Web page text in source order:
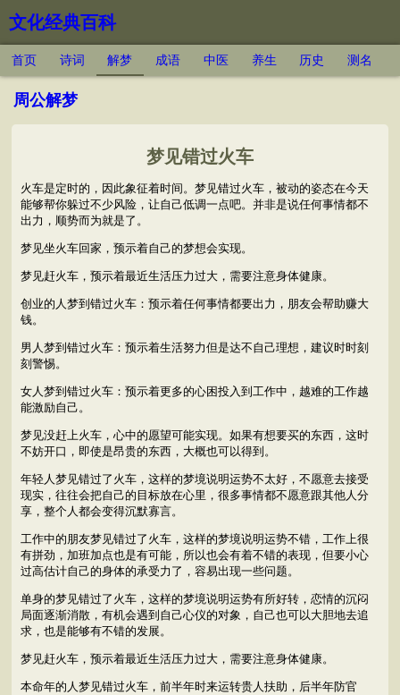
文化经典百科
首页 诗词 解梦 成语 中医 养生 历史 测名
周公解梦
梦见错过火车
火车是定时的，因此象征着时间。梦见错过火车，被动的姿态在今天
能够帮你躲过不少风险，让自己低调一点吧。并非是说任何事情都不
出力，顺势而为就是了。
梦见坐火车回家，预示着自己的梦想会实现。
梦见赶火车，预示着最近生活压力过大，需要注意身体健康。
创业的人梦到错过火车：预示着任何事情都要出力，朋友会帮助赚大
钱。
男人梦到错过火车：预示着生活努力但是达不自己理想，建议时时刻
刻警惕。
女人梦到错过火车：预示着更多的心困投入到工作中，越难的工作越
能激励自己。
梦见没赶上火车，心中的愿望可能实现。如果有想要买的东西，这时
不妨开口，即使是昂贵的东西，大概也可以得到。
年轻人梦见错过了火车，这样的梦境说明运势不太好，不愿意去接受
现实，往往会把自己的目标放在心里，很多事情都不愿意跟其他人分
享，整个人都会变得沉默寡言。
工作中的朋友梦见错过了火车，这样的梦境说明运势不错，工作上很
有拼劲，加班加点也是有可能，所以也会有着不错的表现，但要小心
过高估计自己的身体的承受力了，容易出现一些问题。
单身的梦见错过了火车，这样的梦境说明运势有所好转，恋情的沉闷
局面逐渐消散，有机会遇到自己心仪的对象，自己也可以大胆地去追
求，也是能够有不错的发展。
梦见赶火车，预示着最近生活压力过大，需要注意身体健康。
本命年的人梦见错过火车，前半年时来运转贵人扶助，后半年防官